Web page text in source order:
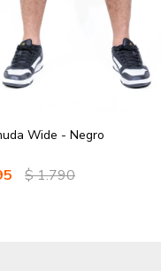
Wide - Negro
$1.790